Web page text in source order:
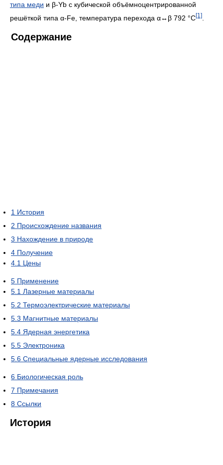
типа меди и β-Yb с кубической объёмноцентрированной
решёткой типа α-Fe, температура перехода α↔β 792 °C[1]
Содержание
1 История
2 Происхождение названия
3 Нахождение в природе
4 Получение
4.1 Цены
5 Применение
5.1 Лазерные материалы
5.2 Термоэлектрические материалы
5.3 Магнитные материалы
5.4 Ядерная энергетика
5.5 Электроника
5.6 Специальные ядерные исследования
6 Биологическая роль
7 Примечания
8 Ссылки
История